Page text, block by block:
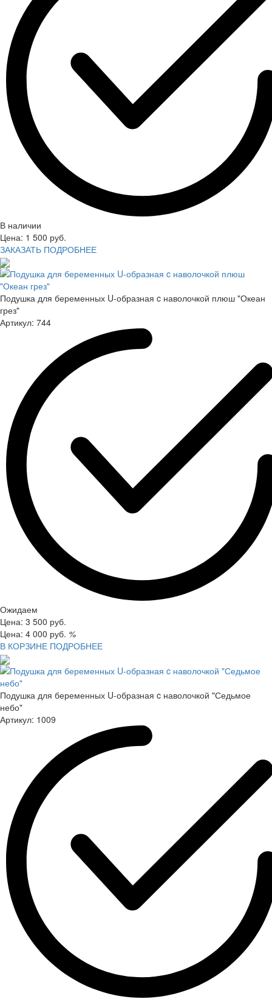
В наличии
Цена: 1 500 руб.
ЗАКАЗАТЬ ПОДРОБНЕЕ
Подушка для беременных U-образная c наволочкой плюш "Океан
грез"
Артикул: 744
Ожидаем
Цена: 3 500 руб.
Цена: 4 000 руб. %
В КОРЗИНЕ ПОДРОБНЕЕ
Подушка для беременных U-образная c наволочкой "Седьмое
небо"
Артикул: 1009